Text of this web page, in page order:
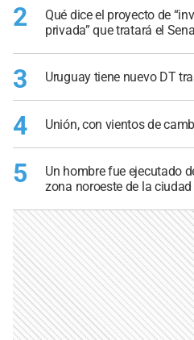
2
Qué dice el proyecto de
privada” que tratará el
3 Uruguay tiene nuevo DT
4 Unión, con vientos de
5
Un hombre fue ejecutado
zona noroeste de la ciudad